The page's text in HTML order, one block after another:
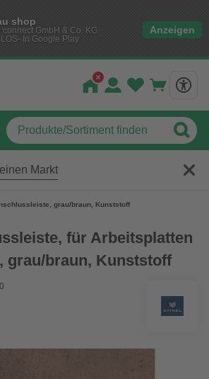
shop
connect GmbH & Co. KG
In Google Play
Anzeigen
Markt
grau/braun, Kunststoff
für Arbeitsplatten
grau/braun, Kunststoff